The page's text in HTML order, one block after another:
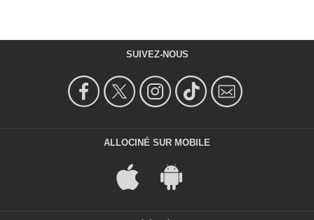
SUIVEZ-NOUS
ALLOCINÉ SUR MOBILE